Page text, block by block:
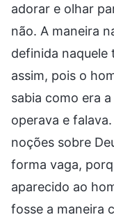
adorar e olhar
não. A maneira
definida naquele
assim, pois o
sabia como era
operava e
noções sobre
forma vaga,
aparecido ao
fosse a maneira